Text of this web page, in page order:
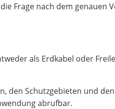
Frage nach dem genauen
als Erdkabel oder
den Schutzgebieten und
abrufbar.